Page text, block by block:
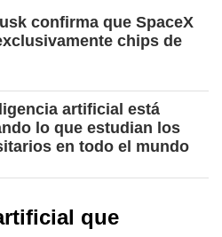
confirma que SpaceX
chips de
artificial está
lo que estudian los
en todo el mundo
que